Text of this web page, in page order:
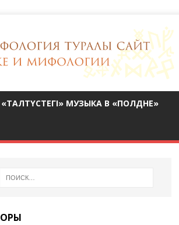
«ТАЛТҮСТЕГІ» МУЗЫКА В «ПОЛДНЕ»